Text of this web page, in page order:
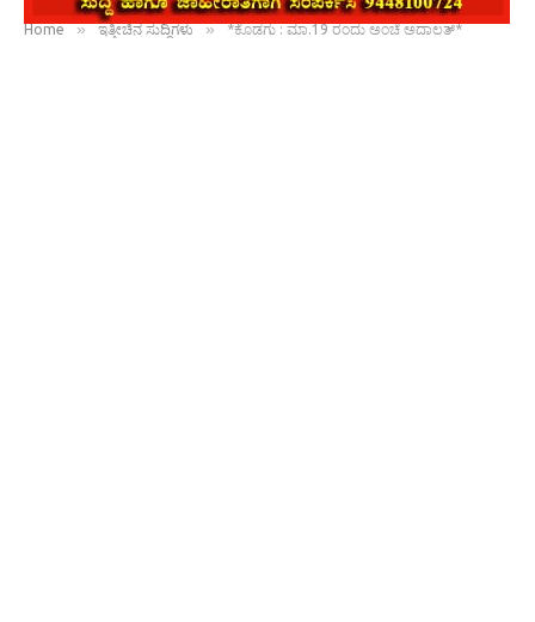
Home » ಇತ್ತೀಚಿನ ಸುದ್ದಿಗಳು » *ಕೊಡಗು : ಮಾ.19 ರಂದು ಅಂಚೆ ಅದಾಲತ್*